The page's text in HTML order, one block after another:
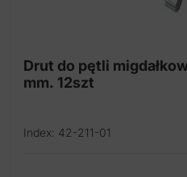
Instrument do wiązania i
Drut do pętli
mm. 12szt
Index: 42-211-01